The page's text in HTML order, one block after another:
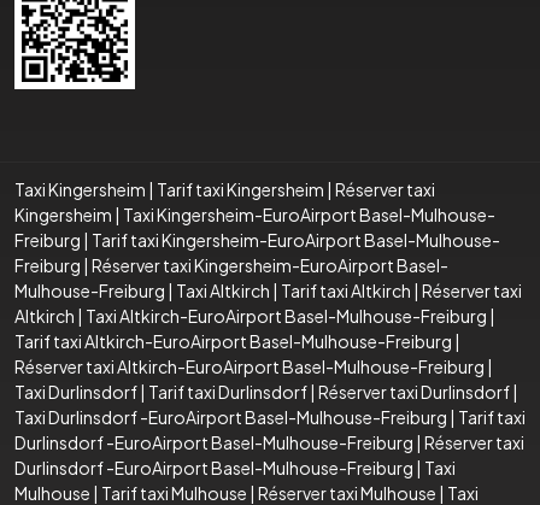
Taxi Kingersheim | Tarif taxi Kingersheim | Réserver taxi
Kingersheim | Taxi Kingersheim-EuroAirport Basel-Mulhouse-
Freiburg | Tarif taxi Kingersheim-EuroAirport Basel-Mulhouse-
Freiburg | Réserver taxi Kingersheim-EuroAirport Basel-
Mulhouse-Freiburg | Taxi Altkirch | Tarif taxi Altkirch | Réserver taxi
Altkirch | Taxi Altkirch-EuroAirport Basel-Mulhouse-Freiburg |
Tarif taxi Altkirch-EuroAirport Basel-Mulhouse-Freiburg |
Réserver taxi Altkirch-EuroAirport Basel-Mulhouse-Freiburg |
Taxi Durlinsdorf| Tarif taxi Durlinsdorf| Réserver taxi Durlinsdorf|
Taxi Durlinsdorf -EuroAirport Basel-Mulhouse-Freiburg | Tarif taxi
Durlinsdorf -EuroAirport Basel-Mulhouse-Freiburg | Réserver taxi
Durlinsdorf -EuroAirport Basel-Mulhouse-Freiburg | Taxi
Mulhouse | Tarif taxi Mulhouse | Réserver taxi Mulhouse | Taxi